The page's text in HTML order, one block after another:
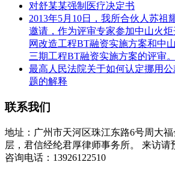
对舒某某强制医疗决定书
2013年5月10日，我所合伙人苏祖
邀请，作为评审专家参加中山火
网改造工程BT融资实施方案和中
三期工程BT融资实施方案的评审。
最高人民法院关于如何认定挪用
题的解释
联系我们
地址：广州市天河区珠江东路6号周大
层，君信经纶君厚律师事务所。 来访请
咨询电话：13926122510